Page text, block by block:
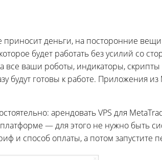
приносит деньги, на посторонние
будет работать без усилий со
все ваши роботы, индикаторы,
будут готовы к работе. Приложения
арендовать VPS для
— для этого не нужно быть
и способ оплаты, а потом запустите